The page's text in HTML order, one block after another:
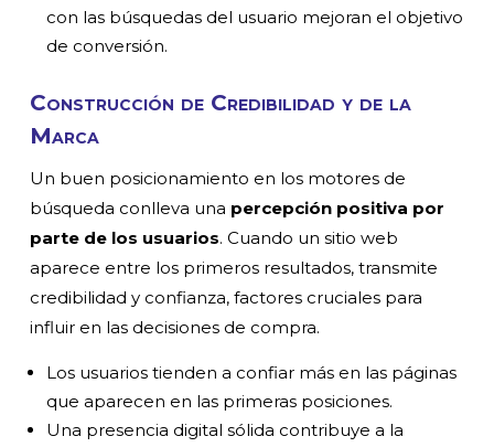
con las búsquedas del usuario mejoran el objetivo
de conversión.
Construcción de Credibilidad y de la
Marca
Un buen posicionamiento en los motores de
búsqueda conlleva una percepción positiva por
parte de los usuarios. Cuando un sitio web
aparece entre los primeros resultados, transmite
credibilidad y confianza, factores cruciales para
influir en las decisiones de compra.
Los usuarios tienden a confiar más en las páginas
que aparecen en las primeras posiciones.
Una presencia digital sólida contribuye a la